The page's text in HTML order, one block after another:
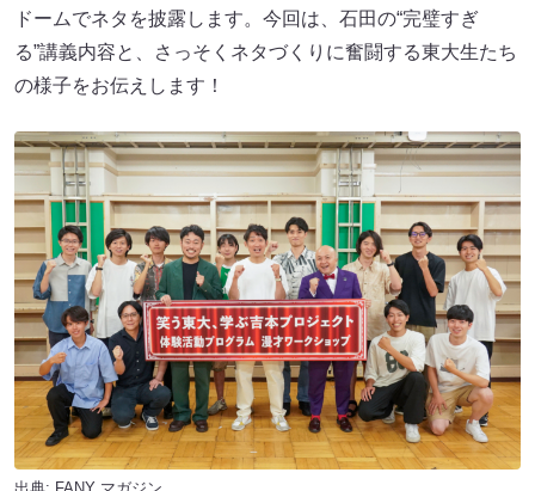
ドームでネタを披露します。今回は、石田の“完璧すぎ
る”講義内容と、さっそくネタづくりに奮闘する東大生たち
の様子をお伝えします！